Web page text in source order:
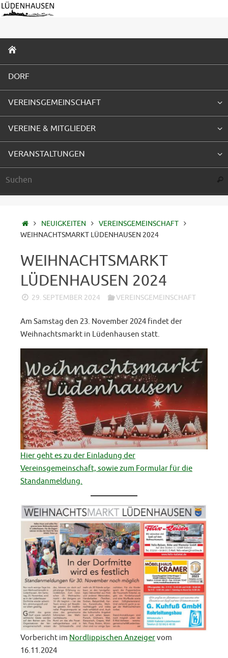
Zum
Inhalt
INHALT
SPRINGEN
DORF
VEREINSGEMEINSCHAFT
VEREINE & MITGLIEDER
VERANSTALTUNGEN
STARTSEITE
NEUIGKEITEN
VEREINSGEMEINSCHAFT
WEIHNACHTSMARKT LÜDENHAUSEN 2024
WEIHNACHTSMARKT
LÜDENHAUSEN 2024
29. SEPTEMBER 2024 VEREINSGEMEINSCHAFT
Am Samstag den 23. November 2024 findet der
Weihnachtsmarkt in Lüdenhausen statt.
Hier geht es zu der Einladung der
Vereinsgemeinschaft, sowie zum Formular für die
Standanmeldung.
Vorbericht im Nordlippischen Anzeigervom
16.11.2024